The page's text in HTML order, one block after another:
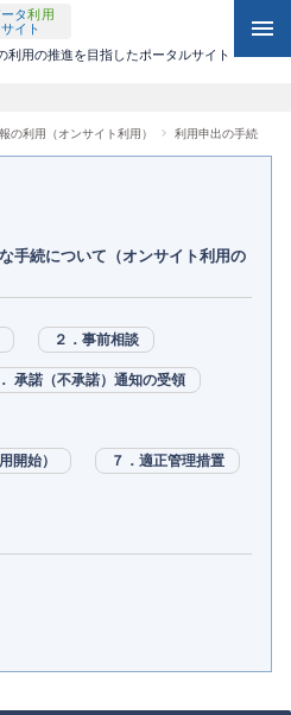
タ利用
イト
用の推進を目指したポータルサイト
menu
一覧（オンサイト） keyboard_arrow_down
覧（媒体・リモートアクセス）
の利用（オンサイト利用） 利用申出の手続
手続について（オンサイト利用の
２．事前相談
承諾（不承諾）通知の受領
開始） ７．適正管理措置